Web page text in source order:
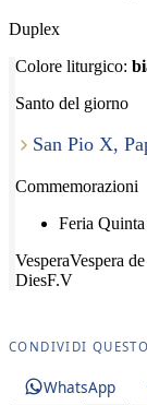
Duplex
Colore liturgico:
Santo del giorno
San Pio X,
Commemorazioni
Feria
VesperaVespera
DiesF.V
CONDIVIDI
WhatsApp